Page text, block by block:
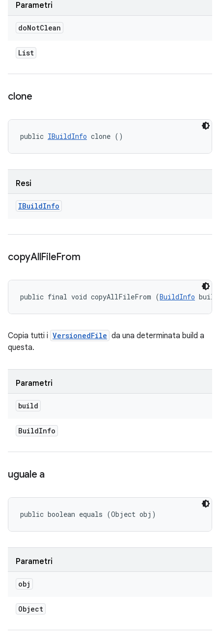
Parametri
doNotClean
List
clone
public IBuildInfo clone ()
Resi
IBuildInfo
copyAllFileFrom
public final void copyAllFileFrom (BuildInfo
Copia tutti i VersionedFile da una determinata build a
questa.
Parametri
build
BuildInfo
uguale a
public boolean equals (Object obj)
Parametri
obj
Object